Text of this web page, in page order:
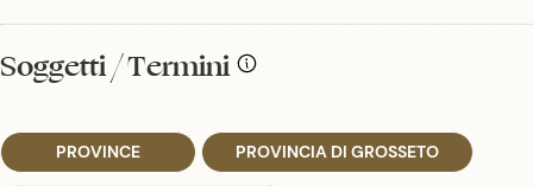
Soggetti / Termini
PROVINCE PROVINCIA DI GROSSETO